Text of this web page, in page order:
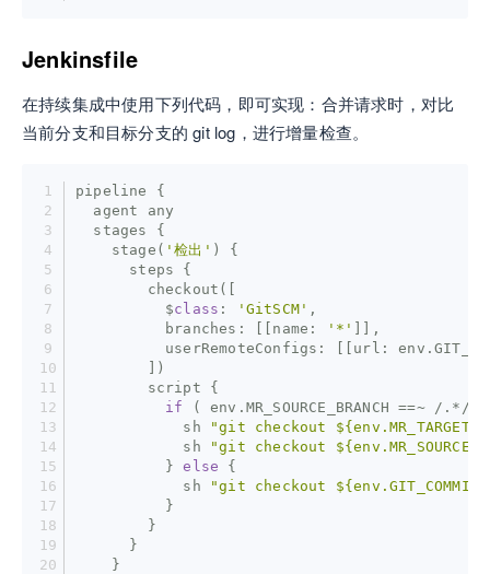
Jenkinsfile
在持续集成中使用下列代码，即可实现：合并请求时，对比
当前分支和目标分支的 git log，进行增量检查。
pipeline {
  agent any
  stages {
    stage(
'检出' ) {
      steps {
        checkout([
          $
class : 'GitSCM' ,
          branches: [[name:
'*' ]],
userRemoteConfigs: [[url:
        ])
        script {
if ( env.MR_SOURCE_BRANCH ==~ /.*/
            sh
"git checkout
            sh
"git checkout
          }
else {
            sh
"git checkout
          }
        }
      }
    }